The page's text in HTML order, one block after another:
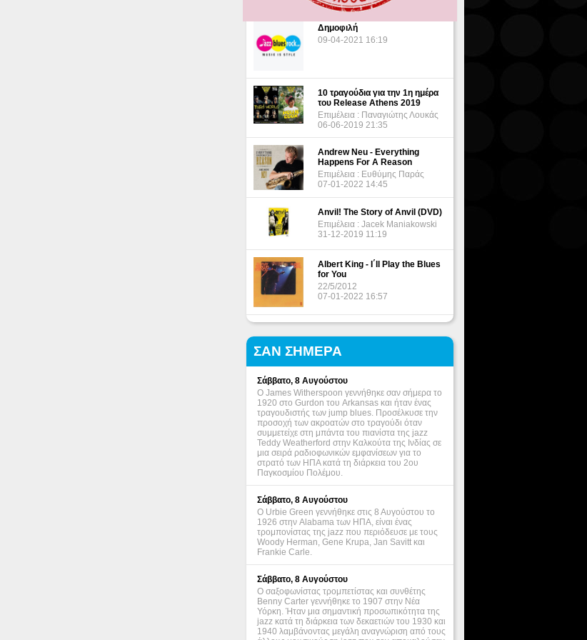
Δημοφιλή
09-04-2021 16:19
10 τραγούδια για την 1η ημέρα
του Release Athens 2019
Επιμέλεια : Παναγιώτης Λουκάς
06-06-2019 21:35
Andrew Neu - Everything
Happens For A Reason
Επιμέλεια : Ευθύμης Παράς
07-01-2022 14:45
Anvil! The Story of Anvil (DVD)
Επιμέλεια : Jacek Maniakowski
31-12-2019 11:19
Albert King - I΄ll Play the Blues
for You
22/5/2012
07-01-2022 16:57
ΣΑΝ ΣΗΜΕΡΑ
Σάββατο, 8 Αυγούστου
Ο James Witherspoon γεννήθηκε σαν σήμερα το
1920 στο Gurdon του Arkansas και ήταν ένας
τραγουδιστής των jump blues. Προσέλκυσε την
προσοχή των ακροατών στο τραγούδι όταν
συμμετείχε στη μπάντα του πιανίστα της jazz
Teddy Weatherford στην Καλκούτα της Ινδίας σε
μια σειρά ραδιοφωνικών εμφανίσεων για το
στρατό των ΗΠΑ κατά τη διάρκεια του 2ου
Παγκοσμίου Πολέμου.
Σάββατο, 8 Αυγούστου
Ο Urbie Green γεννήθηκε στις 8 Αυγούστου το
1926 στην Alabama των ΗΠΑ, είναι ένας
τρομπονίστας της jazz που περιόδευσε με τους
Woody Herman, Gene Krupa, Jan Savitt και
Frankie Carle.
Σάββατο, 8 Αυγούστου
Ο σαξοφωνίστας τρομπετίστας και συνθέτης
Benny Carter γεννήθηκε το 1907 στην Νέα
Υόρκη. Ήταν μια σημαντική προσωπικότητα της
jazz κατά τη διάρκεια των δεκαετιών του 1930 και
1940 λαμβάνοντας μεγάλη αναγνώριση από τους